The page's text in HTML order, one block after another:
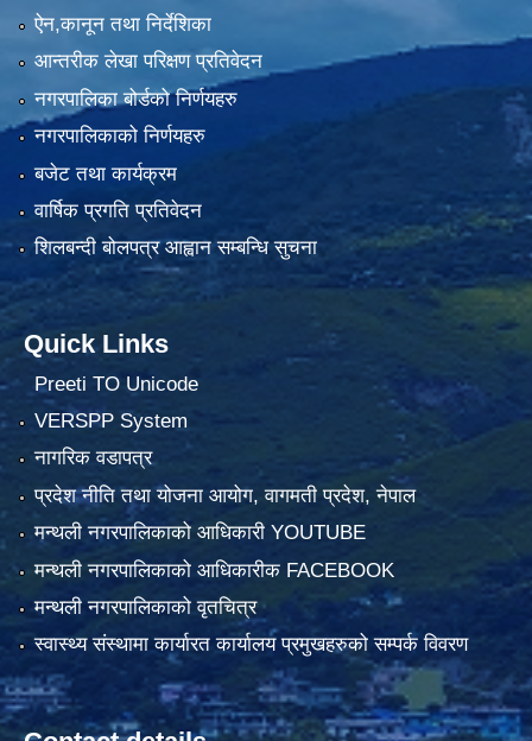
ऐन,कानून तथा निर्देशिका
आन्तरीक लेखा परिक्षण प्रतिवेदन
नगरपालिका बोर्डको निर्णयहरु
नगरपालिकाको निर्णयहरु
बजेट तथा कार्यक्रम
वार्षिक प्रगति प्रतिवेदन
शिलबन्दी बोलपत्र आह्वान सम्बन्धि सुचना
Quick Links
Preeti TO Unicode
VERSPP System
नागरिक वडापत्र
प्रदेश नीति तथा योजना आयोग, वागमती प्रदेश, नेपाल
मन्थली नगरपालिकाको आधिकारी YOUTUBE
मन्थली नगरपालिकाको आधिकारीक FACEBOOK
मन्थली नगरपालिकाको वृतचित्र
स्वास्थ्य संस्थामा कार्यारत कार्यालय प्रमुखहरुको सम्पर्क विवरण